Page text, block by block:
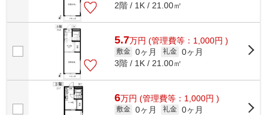
2階 / 1K / 21.00㎡
5.7万円 (管理費等：1,000円 )
敷金 0ヶ月 礼金 0ヶ月
3階 / 1K / 21.00㎡
6万円 (管理費等：1,000円 )
敷金 0ヶ月 礼金 0ヶ月